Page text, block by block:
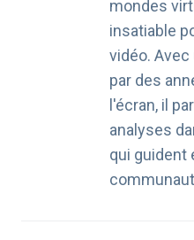
mondes
insatiable
vidéo.
par des
l'écran, il
analyses
qui guident